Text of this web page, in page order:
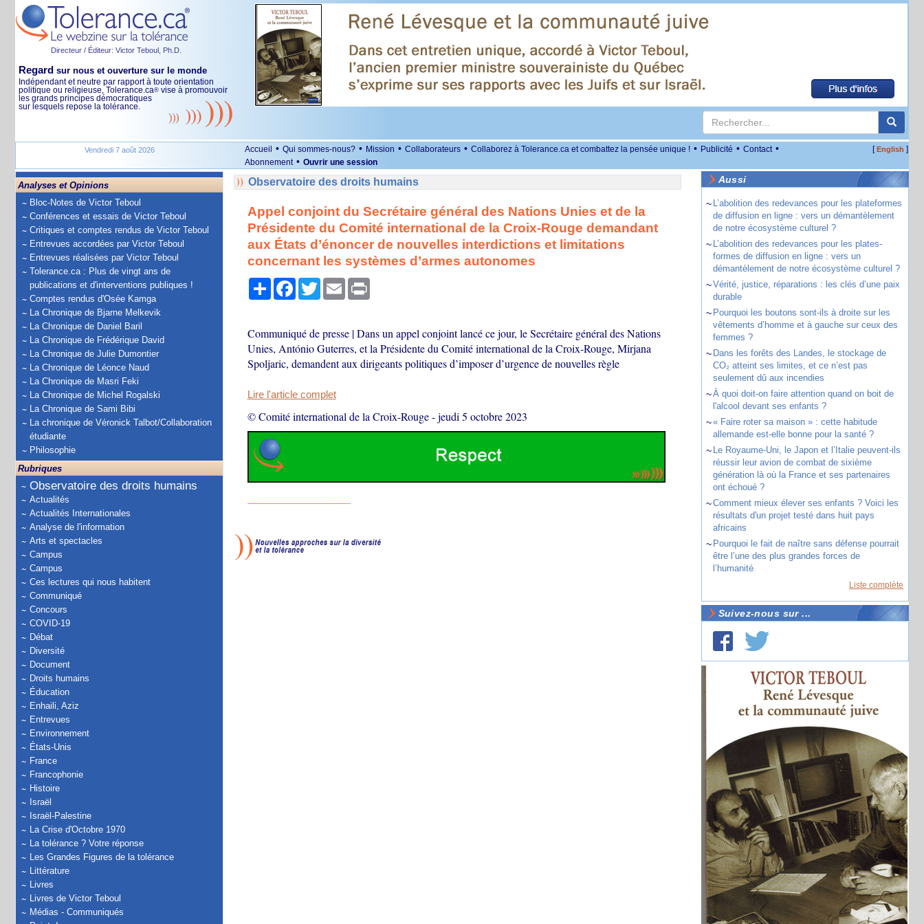
Directeur / Éditeur: Victor Teboul, Ph.D.
Regard sur nous et ouverture sur le monde
Indépendant et neutre par rapport à toute orientation
politique ou religieuse, Tolerance.ca® vise à promouvoir
les grands principes démocratiques
sur lesquels repose la tolérance.
Vendredi 7 août 2026 Accueil • Qui sommes-nous? • Mission • Collaborateurs • Collaborez à Tolerance.ca et combattez la pensée unique ! • Publicité • Contact •
Abonnement • Ouvrir une session
[English ]
Analyses et Opinions
Bloc-Notes de Victor Teboul
Conférences et essais de Victor Teboul
Critiques et comptes rendus de Victor Teboul
Entrevues accordées par Victor Teboul
Entrevues réalisées par Victor Teboul
Tolerance.ca : Plus de vingt ans de
publications et d'interventions publiques !
Comptes rendus d'Osée Kamga
La Chronique de Bjarne Melkevik
La Chronique de Daniel Baril
La Chronique de Frédérique David
La Chronique de Julie Dumontier
La Chronique de Léonce Naud
La Chronique de Masri Feki
La Chronique de Michel Rogalski
La Chronique de Sami Bibi
La chronique de Véronick Talbot/Collaboration
étudiante
Philosophie
Rubriques
Observatoire des droits humains
Actualités
Actualités Internationales
Analyse de l'information
Arts et spectacles
Campus
Campus
Ces lectures qui nous habitent
Communiqué
Concours
COVID-19
Débat
Diversité
Document
Droits humains
Éducation
Enhaili, Aziz
Entrevues
Environnement
États-Unis
France
Francophonie
Histoire
Israël
Israël-Palestine
La Crise d'Octobre 1970
La tolérance ? Votre réponse
Les Grandes Figures de la tolérance
Littérature
Livres
Livres de Victor Teboul
Médias - Communiqués
Observatoire des droits humains
Appel conjoint du Secrétaire général des Nations Unies et de la
Présidente du Comité international de la Croix-Rouge demandant
aux États d’énoncer de nouvelles interdictions et limitations
concernant les systèmes d’armes autonomes
PartagerFacebook
TwitterEmail Print
Communiqué de presse | Dans un appel conjoint lancé ce jour, le Secrétaire général des Nations
Unies, António Guterres, et la Présidente du Comité international de la Croix-Rouge, Mirjana
Spoljaric, demandent aux dirigeants politiques d’imposer d’urgence de nouvelles règle
Lire l'article complet
© Comité international de la Croix-Rouge-jeudi 5 octobre 2023
Aussi
~ L’abolition des redevances pour les plateformes
de diffusion en ligne : vers un démantèlement
de notre écosystème culturel ?
~ L’abolition des redevances pour les plates-
formes de diffusion en ligne : vers un
démantèlement de notre écosystème culturel ?
~Vérité, justice, réparations : les clés d’une paix
durable
~ Pourquoi les boutons sont-ils à droite sur les
vêtements d’homme et à gauche sur ceux des
femmes ?
~ Dans les forêts des Landes, le stockage de
CO₂ atteint ses limites, et ce n’est pas
seulement dû aux incendies
~À quoi doit-on faire attention quand on boit de
l'alcool devant ses enfants ?
~« Faire roter sa maison » : cette habitude
allemande est-elle bonne pour la santé ?
~ Le Royaume-Uni, le Japon et l’Italie peuvent-ils
réussir leur avion de combat de sixième
génération là où la France et ses partenaires
ont échoué ?
~Comment mieux élever ses enfants ? Voici les
résultats d'un projet testé dans huit pays
africains
~ Pourquoi le fait de naître sans défense pourrait
être l’une des plus grandes forces de
l’humanité
Liste complète
Suivez-nous sur ...